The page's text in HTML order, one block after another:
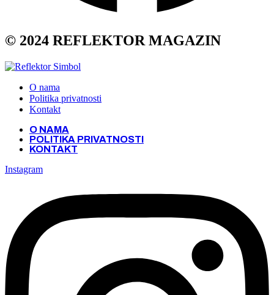
© 2024 REFLEKTOR MAGAZIN
O nama
Politika privatnosti
Kontakt
O NAMA
POLITIKA PRIVATNOSTI
KONTAKT
Instagram